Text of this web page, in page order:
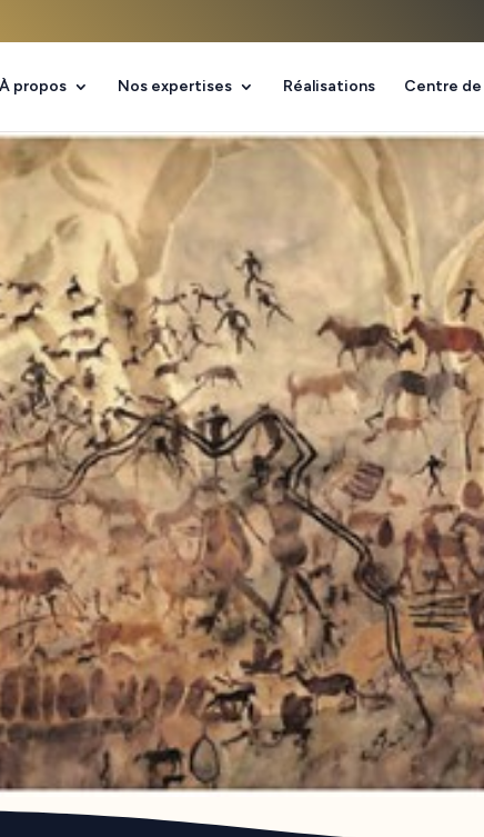
propos Nos expertises Réalisations Centre